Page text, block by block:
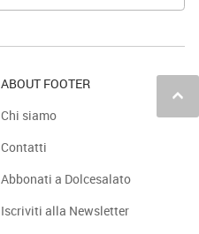
keyboard_arrow_up
ABOUT FOOTER
Chi siamo
Contatti
Abbonati a Dolcesalato
Iscriviti alla Newsletter